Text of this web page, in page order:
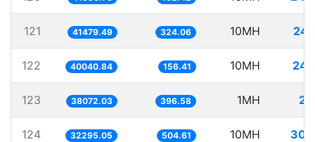
121 41479.49 324.06 10MH
122 40040.84 156.41 10MH
123 38072.03 396.58 1MH
124 32295.05 504.61 10MH